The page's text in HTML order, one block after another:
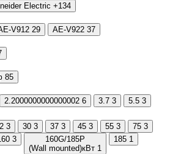
Electric +134
V912 29 AE-V922 37
85
2.2000000000000002 6 3.7 3 5.5 3
3 30 3 37 3 45 3 55 3 75 3
3
160G/185P
(Wall mounted)кВт 1
185 1